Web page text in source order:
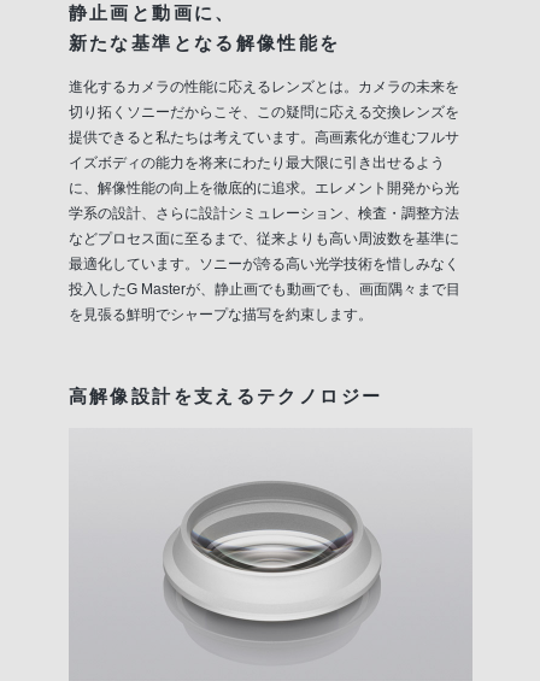
静止画と動画に、
新たな基準となる解像性能を
進化するカメラの性能に応えるレンズとは。カメラの未来を
切り拓くソニーだからこそ、この疑問に応える交換レンズを
提供できると私たちは考えています。高画素化が進むフルサ
イズボディの能力を将来にわたり最大限に引き出せるよう
に、解像性能の向上を徹底的に追求。エレメント開発から光
学系の設計、さらに設計シミュレーション、検査・調整方法
などプロセス面に至るまで、従来よりも高い周波数を基準に
最適化しています。ソニーが誇る高い光学技術を惜しみなく
投入したG Masterが、静止画でも動画でも、画面隅々まで目
を見張る鮮明でシャープな描写を約束します。
高解像設計を支えるテクノロジー